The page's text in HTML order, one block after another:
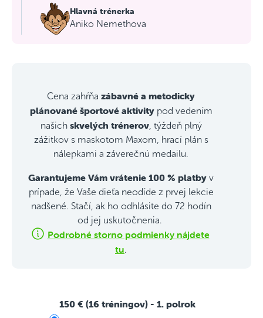
Hlavná trénerka
Aniko Nemethova
Cena zahŕňa zábavné a metodicky
plánované športové aktivitypod vedením
našich skvelých trénerov, týždeň plný
zážitkov s maskotom Maxom, hrací plán s
nálepkami a záverečnú medailu.
Garantujeme Vám vrátenie 100 % platby v
prípade, že Vaše dieťa neodíde z prvej lekcie
nadšené. Stačí, ak ho odhlásite do 72 hodín
od jej uskutočnenia.
Podrobné storno podmienky nájdete
tu.
150 € (16 tréningov) - 1. polrok